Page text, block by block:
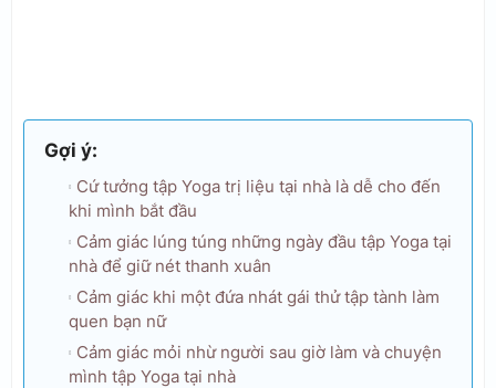
Gợi ý:
Cứ tưởng tập Yoga trị liệu tại nhà là dễ cho đến
khi mình bắt đầu
Cảm giác lúng túng những ngày đầu tập Yoga tại
nhà để giữ nét thanh xuân
Cảm giác khi một đứa nhát gái thử tập tành làm
quen bạn nữ
Cảm giác mỏi nhừ người sau giờ làm và chuyện
mình tập Yoga tại nhà